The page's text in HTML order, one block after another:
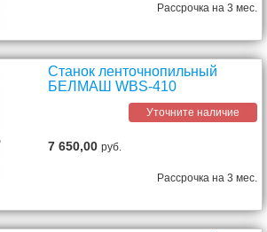
Рассрочка на 3 мес.
Станок ленточнопильный
БЕЛМАШ WBS-410
Уточните наличие
7 650,00руб.
Рассрочка на 3 мес.